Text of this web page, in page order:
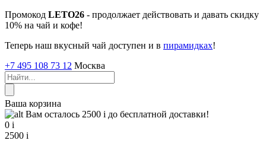
Промокод LETO26 - продолжает действовать и давать скидку
10% на чай и кофе!
Теперь наш вкусный чай доступен и в пирамидках!
+7 495 108 73 12 Москва
Ваша корзина
Вам осталось 2500 i до бесплатной доставки!
0 i
2500 i